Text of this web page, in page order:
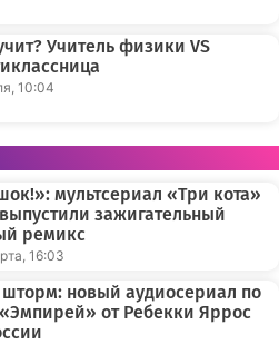
Учитель физики VS
10:04
мультсериал «Три кота»
зажигательный
ремикс
16:03
новый аудиосериал по
от Ребекки Яррос